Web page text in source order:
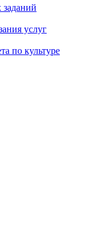
услуг
по культуре